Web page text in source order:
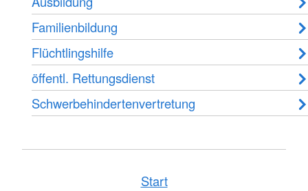
Familienbildung
Flüchtlingshilfe
öffentl. Rettungsdienst
Schwerbehindertenvertretung
Start